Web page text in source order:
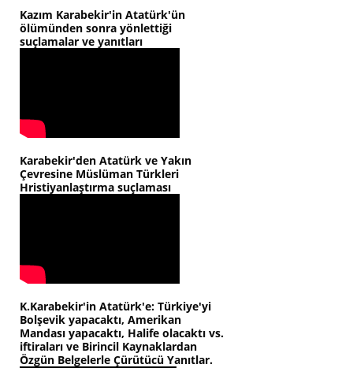
Kazım Karabekir'in Atatürk'ün
ölümünden sonra yönlettiği
suçlamalar ve yanıtları
Karabekir'den Atatürk ve Yakın
Çevresine Müslüman Türkleri
Hristiyanlaştırma suçlaması
K.Karabekir'in Atatürk'e: Türkiye'yi
Bolşevik yapacaktı, Amerikan
Mandası yapacaktı, Halife olacaktı vs.
iftiraları ve Birincil Kaynaklardan
Özgün Belgelerle Çürütücü Yanıtlar.